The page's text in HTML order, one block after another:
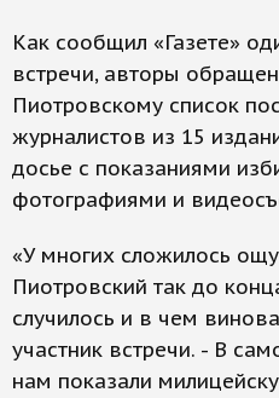
Как сообщил «Газете»
встречи, авторы
Пиотровскому список
журналистов из 15
досье с показаниями
фотографиями и
«У многих сложилось
Пиотровский так до
случилось и в чем
участник встречи. - В
нам показали